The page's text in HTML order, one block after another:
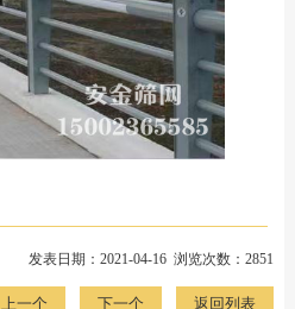
发表日期：2021-04-16 浏览次数：2851
上一个 下一个 返回列表